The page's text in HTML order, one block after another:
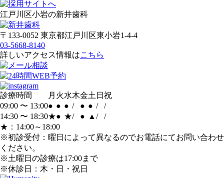
江戸川区小岩の新井歯科
〒133-0052 東京都江戸川区東小岩1-4-4
03-5668-8140
詳しいアクセス情報はこちら
診療時間 月 火水木金土 日 祝
09:00 〜 13:00● ● ● / ● ● /
/
14:30 〜 18:30★● ★/ ● ▲ /
/
★：14:00～18:00
※初診受付：曜日によって異なるのでお電話にてお問い合わせ
ください。
※土曜日の診療は17:00まで
※休診日：木・日・祝日